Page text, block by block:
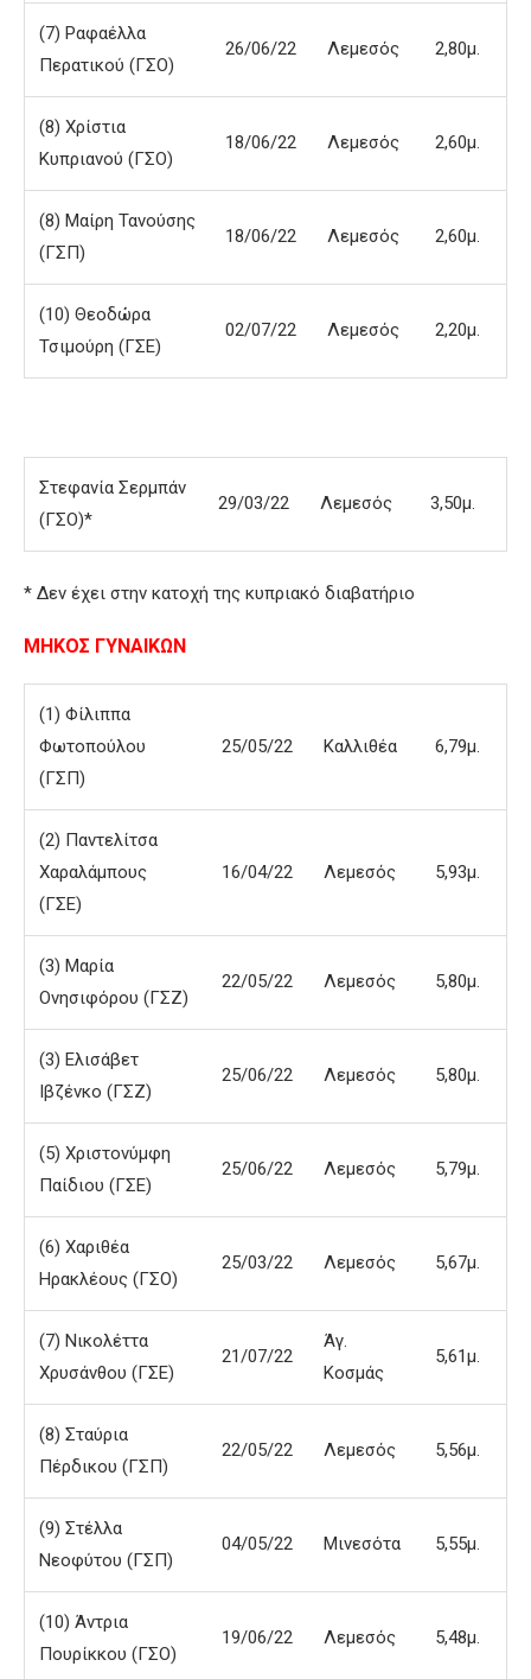
(7) Ραφαέλλα
Περατικού (ΓΣΟ)
26/06/22 Λεμεσός 2,80μ.
(8) Χρίστια
Κυπριανού (ΓΣΟ)
18/06/22 Λεμεσός 2,60μ.
(8) Μαίρη Τανούσης
(ΓΣΠ)
18/06/22 Λεμεσός 2,60μ.
(10) Θεοδώρα
Τσιμούρη (ΓΣΕ)
02/07/22 Λεμεσός 2,20μ.
Στεφανία Σερμπάν
(ΓΣΟ)*
29/03/22 Λεμεσός 3,50μ.
* Δεν έχει στην κατοχή της κυπριακό διαβατήριο
ΜΗΚΟΣ ΓΥΝΑΙΚΩΝ
(1) Φίλιππα
Φωτοπούλου
(ΓΣΠ)
25/05/22 Καλλιθέα 6,79μ.
(2) Παντελίτσα
Χαραλάμπους
(ΓΣΕ)
16/04/22 Λεμεσός 5,93μ.
(3) Μαρία
Ονησιφόρου (ΓΣΖ)
22/05/22 Λεμεσός 5,80μ.
(3) Ελισάβετ
Ιβζένκο (ΓΣΖ)
25/06/22 Λεμεσός 5,80μ.
(5) Χριστονύμφη
Παίδιου (ΓΣΕ)
25/06/22 Λεμεσός 5,79μ.
(6) Χαριθέα
Ηρακλέους (ΓΣΟ)
25/03/22 Λεμεσός 5,67μ.
(7) Νικολέττα
Χρυσάνθου (ΓΣΕ)
21/07/22
Άγ.
Κοσμάς
5,61μ.
(8) Σταύρια
Πέρδικου (ΓΣΠ)
22/05/22 Λεμεσός 5,56μ.
(9) Στέλλα
Νεοφύτου (ΓΣΠ)
04/05/22 Μινεσότα 5,55μ.
(10) Άντρια
Πουρίκκου (ΓΣΟ)
19/06/22 Λεμεσός 5,48μ.